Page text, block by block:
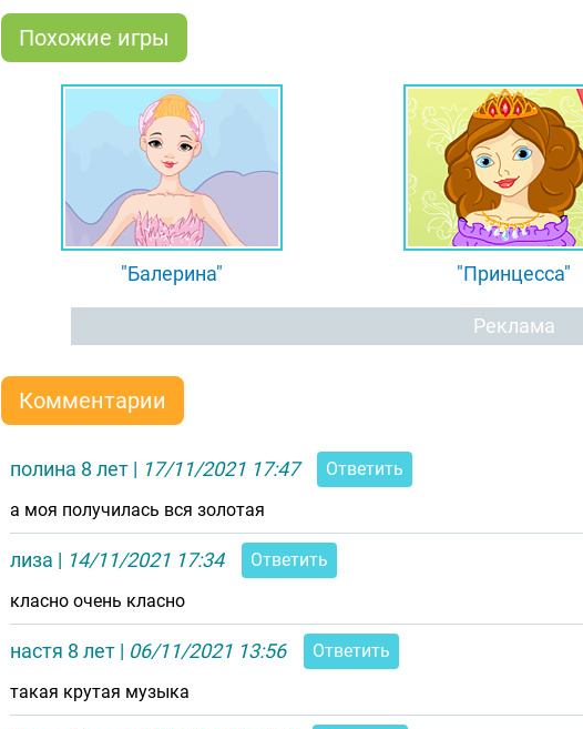
Похожие игры
"Балерина" "Принцесса"
Реклама
Комментарии
полина 8 лет | 17/11/2021 17:47
Ответить
а моя получилась вся золотая
лиза | 14/11/2021 17:34
Ответить
класно очень класно
настя 8 лет | 06/11/2021 13:56
Ответить
такая крутая музыка